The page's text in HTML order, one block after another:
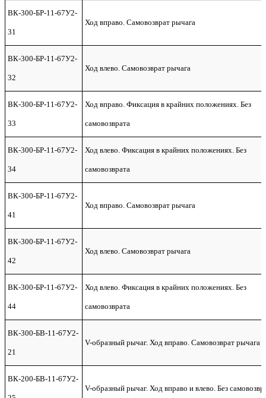
ВК-300-БР-11-67У2-
31
Ход вправо. Самовозврат рычага
ВК-300-БР-11-67У2-
32
Ход влево. Самовозврат рычага
ВК-300-БР-11-67У2-
33
Ход вправо. Фиксация в крайних положениях. Без
самовозврата
ВК-300-БР-11-67У2-
34
Ход влево. Фиксация в крайних положениях. Без
самовозврата
ВК-300-БР-11-67У2-
41
Ход вправо. Самовозврат рычага
ВК-300-БР-11-67У2-
42
Ход влево. Самовозврат рычага
ВК-300-БР-11-67У2-
44
Ход влево. Фиксация в крайних положениях. Без
самовозврата
ВК-300-БВ-11-67У2-
21
V-образный рычаг. Ход вправо. Самовозврат рычага
ВК-200-БВ-11-67У2-
V-образный рычаг. Ход вправо и влево. Без